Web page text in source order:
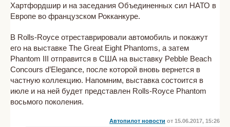
Хартфордшир и на заседания Объединенных сил НАТО в
Европе во французском Рокканкуре.
В Rolls-Royce отреставрировали автомобиль и покажут
его на выставке The Great Eight Phantoms, а затем
Phantom III отправится в США на выставку Pebble Beach
Concours d’Elegance, после которой вновь вернется в
частную коллекцию. Напомним, выставка состоится в
июле и на ней будет представлен Rolls-Royce Phantom
восьмого поколения.
Автопилот новости от 15.06.2017, 15:26